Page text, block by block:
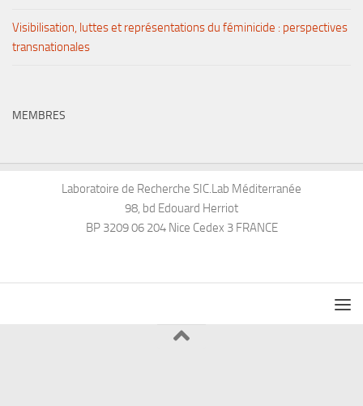
Visibilisation, luttes et représentations du féminicide : perspectives
transnationales
MEMBRES
Laboratoire de Recherche SIC.Lab Méditerranée
98, bd Edouard Herriot
BP 3209 06 204 Nice Cedex 3 FRANCE